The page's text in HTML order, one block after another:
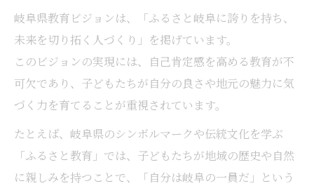
岐阜県教育ビジョンは、「ふるさと岐阜に誇りを持ち、
未来を切り拓く人づくり」を掲げています。
このビジョンの実現には、自己肯定感を高める教育が不
可欠であり、子どもたちが自分の良さや地元の魅力に気
づく力を育てることが重視されています。
たとえば、岐阜県のシンボルマークや伝統文化を学ぶ
「ふるさと教育」では、子どもたちが地域の歴史や自然
に親しみを持つことで、「自分は岐阜の一員だ」という